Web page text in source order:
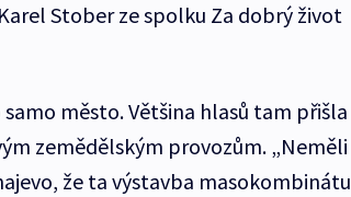
Stober ze spolku Za dobrý život
město. Většina hlasů tam přišla
zemědělským provozům. „Neměli
že ta výstavba masokombinátu